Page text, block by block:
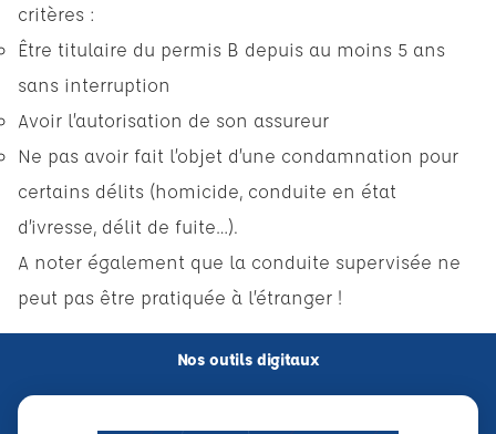
critères :
Être titulaire du permis B depuis au moins 5 ans
sans interruption
Avoir l’autorisation de son assureur
Ne pas avoir fait l’objet d’une condamnation pour
certains délits (homicide, conduite en état
d’ivresse, délit de fuite…).
A noter également que la conduite supervisée ne
peut pas être pratiquée à l’étranger !
Nos outils digitaux